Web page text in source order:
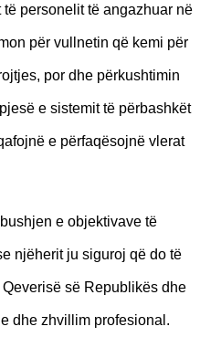
personelit të angazhuar në
për vullnetin që kemi për
por dhe përkushtimin
e sistemit të përbashkët
e përfaqësojnë vlerat
e objektivave të
njëherit ju siguroj që do të
së Republikës dhe
dhe zhvillim profesional.